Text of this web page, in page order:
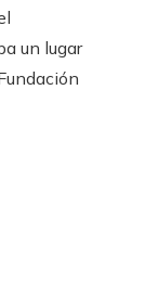
un lugar